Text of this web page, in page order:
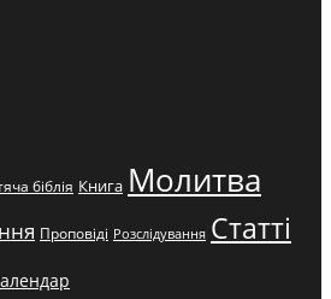
біблія Книга Молитва
Проповіді Розслідування Статті